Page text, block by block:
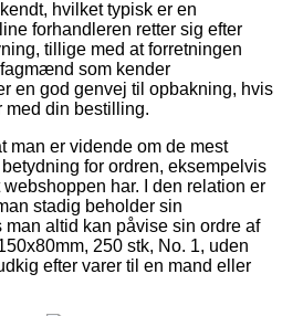
hvilket typisk er en
forhandleren retter sig efter
tillige med at forretningen
som kender
en god genvej til opbakning, hvis
din bestilling.
man er vidende om de mest
for ordren, eksempelvis
har. I den relation er
stadig beholder sin
altid kan påvise sin ordre af
250 stk, No. 1, uden
efter varer til en mand eller